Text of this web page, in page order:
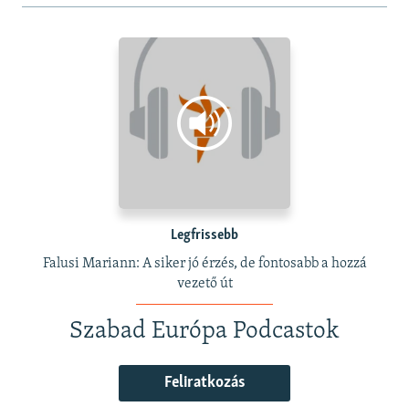
Legfrissebb
Falusi Mariann: A siker jó érzés, de fontosabb a hozzá
vezető út
Szabad Európa Podcastok
Feliratkozás